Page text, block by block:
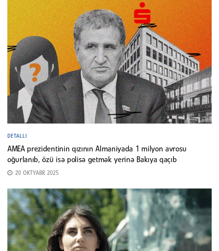
DETALLI
AMEA prezidentinin qızının Almaniyada 1 milyon avrosu
oğurlanıb, özü isə polisə getmək yerinə Bakıya qaçıb
20 OKTYABR 2025